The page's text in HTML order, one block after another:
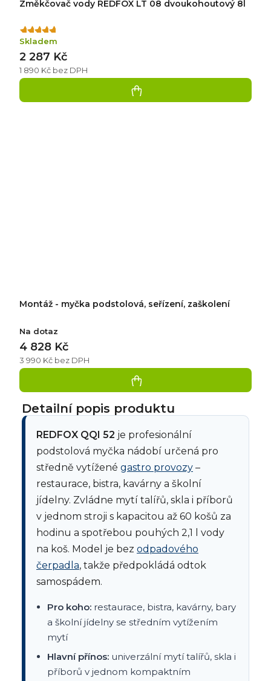
Změkčovač vody REDFOX LT 08 dvoukohoutový 8l
Průměrné
hodnocení
produktu
je
5,0
5
Skladem
1 890 Kč bez DPH
2 287 Kč
Montáž - myčka podstolová, seřízení, zaškolení
Na dotaz
3 990 Kč bez DPH
4 828 Kč
Detailní popis produktu
REDFOX QQI 52 je profesionální
podstolová myčka nádobí určená pro
středně vytížené gastro provozy –
restaurace, bistra, kavárny a školní
jídelny. Zvládne mytí talířů, skla i příborů
v jednom stroji s kapacitou až 60 košů za
hodinu a spotřebou pouhých 2,1 l vody
na koš. Model je bez odpadového
čerpadla, takže předpokládá odtok
samospádem.
Pro koho: restaurace, bistra, kavárny, bary
a školní jídelny se středním vytížením
mytí
Hlavní přínos: univerzální mytí talířů, skla i
příborů v jednom kompaktním